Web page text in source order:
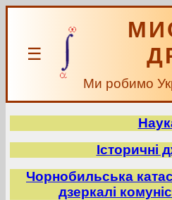
☰
Ми робимо
Історичні
Чорнобильська
дзеркалі